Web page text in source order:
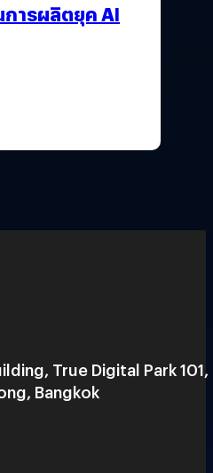
การผลิตยุค AI
True Digital Park 101,
Bangkok